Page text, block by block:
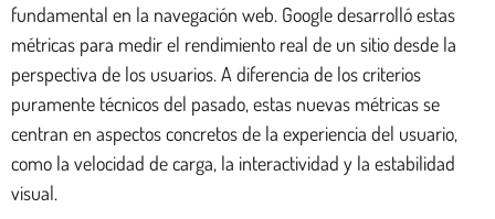
fundamental en la navegación web. Google desarrolló estas
métricas para medir el rendimiento real de un sitio desde la
perspectiva de los usuarios. A diferencia de los criterios
puramente técnicos del pasado, estas nuevas métricas se
centran en aspectos concretos de la experiencia del usuario,
como la velocidad de carga, la interactividad y la estabilidad
visual.